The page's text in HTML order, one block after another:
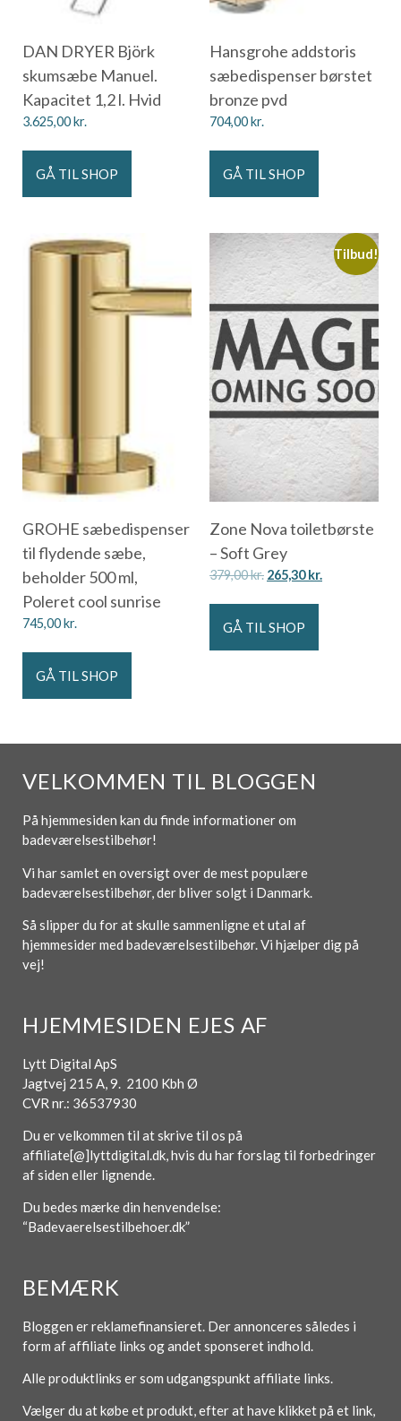
DAN DRYER Björk
skumsæbe Manuel.
Kapacitet 1,2 l. Hvid
3.625,00kr.
GÅ TIL SHOP
Hansgrohe addstoris
sæbedispenser børstet
bronze pvd
704,00kr.
GÅ TIL SHOP
GROHE sæbedispenser
til flydende sæbe,
beholder 500 ml,
Poleret cool sunrise
745,00kr.
GÅ TIL SHOP
Tilbud!
Zone Nova toiletbørste
– Soft Grey
379,00kr. 265,30kr.
GÅ TIL SHOP
VELKOMMEN TIL BLOGGEN
På hjemmesiden kan du finde informationer om
badeværelsestilbehør!
Vi har samlet en oversigt over de mest populære
badeværelsestilbehør, der bliver solgt i Danmark.
Så slipper du for at skulle sammenligne et utal af
hjemmesider med badeværelsestilbehør. Vi hjælper dig på
vej!
HJEMMESIDEN EJES AF
Lytt Digital ApS
Jagtvej 215 A, 9. 2100 Kbh Ø
CVR nr.: 36537930
Du er velkommen til at skrive til os på
affiliate[@]lyttdigital.dk, hvis du har forslag til forbedringer
af siden eller lignende.
Du bedes mærke din henvendelse:
“Badevaerelsestilbehoer.dk”
BEMÆRK
Bloggen er reklamefinansieret. Der annonceres således i
form af affiliate links og andet sponseret indhold.
Alle produktlinks er som udgangspunkt affiliate links.
Vælger du at købe et produkt, efter at have klikket på et link,